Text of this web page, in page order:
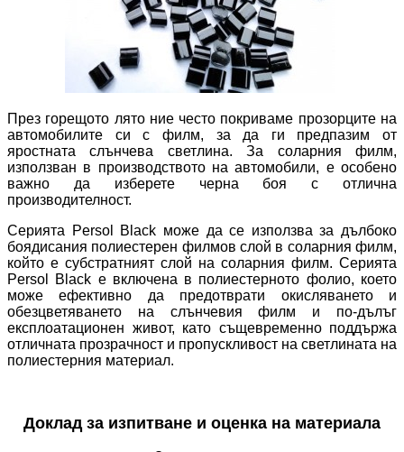
През горещото лято ние често покриваме прозорците на
автомобилите си с филм, за да ги предпазим от
яростната слънчева светлина. За соларния филм,
използван в производството на автомобили, е особено
важно да изберете черна боя с отлична
производителност.
Серията Persol Black може да се използва за дълбоко
боядисания полиестерен филмов слой в соларния филм,
който е субстратният слой на соларния филм. Серията
Persol Black е включена в полиестерното фолио, което
може ефективно да предотврати окисляването и
обезцветяването на слънчевия филм и по-дълъг
експлоатационен живот, като същевременно поддържа
отличната прозрачност и пропускливост на светлината на
полиестерния материал.
Доклад за изпитване и оценка на материала